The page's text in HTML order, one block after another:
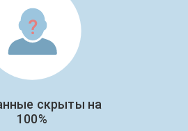
скрыты на
100%